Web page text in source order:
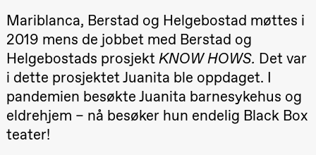
19.00
Pia Maria
Roll og
Mohamed
Male
Fantasies
Lille scene
(Black Box
teater)
21.00
Boglárka
Börcsök &
Mariblanca, Berstad og Helgebostad møttes i
2019 mens de jobbet med Berstad og
Helgebostads prosjektKNOW HOWS. Det var
i dette prosjektet Juanita ble oppdaget. I
pandemien besøkte Juanita barnesykehus og
eldrehjem – nå besøker hun endelig Black Box
teater!